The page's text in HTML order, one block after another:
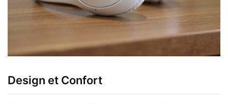
Design et Confort